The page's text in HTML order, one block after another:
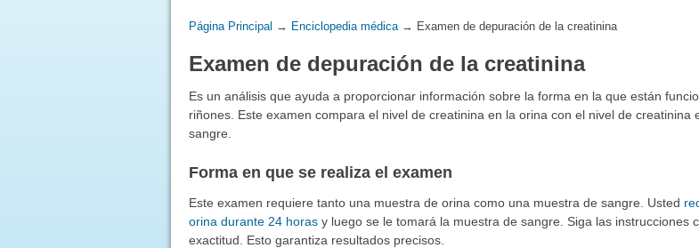
Usted
aquí:
Página Principal → Enciclopedia médica→ Examen de depuración de la creatinina
Examen de depuración de la creatinina
Es un análisis que ayuda a proporcionar información sobre la forma en la que están
riñones. Este examen compara el nivel de creatinina en la orina con el nivel de creatinina
sangre.
Forma en que se realiza el examen
Este examen requiere tanto una muestra de orina como una muestra de sangre. Usted
orina durante 24 horasy luego se le tomará la muestra de sangre. Siga las instrucciones
exactitud. Esto garantiza resultados precisos.